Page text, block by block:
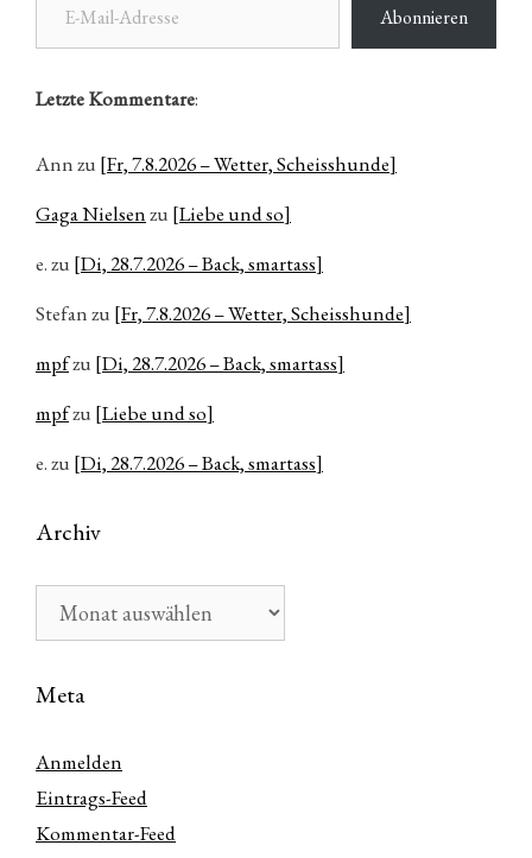
Abonnieren
Letzte Kommentare:
Annzu [Fr, 7.8.2026 – Wetter, Scheisshunde]
Gaga Nielsenzu [Liebe und so]
e.zu [Di, 28.7.2026 – Back, smartass]
Stefanzu [Fr, 7.8.2026 – Wetter, Scheisshunde]
mpfzu [Di, 28.7.2026 – Back, smartass]
mpfzu [Liebe und so]
e.zu [Di, 28.7.2026 – Back, smartass]
Archiv
Meta
Anmelden
Eintrags-Feed
Kommentar-Feed